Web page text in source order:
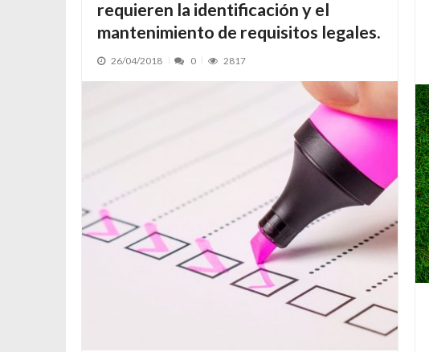
requieren la identificación y el
mantenimiento de requisitos legales.
26/04/2018 0 2817